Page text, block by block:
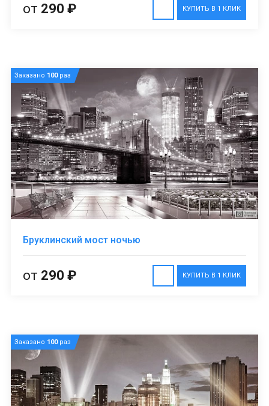
КУПИТЬ В 1 КЛИК
от 290 ₽
Заказано 100раз
Бруклинский мост ночью
КУПИТЬ В 1 КЛИК
от 290 ₽
Заказано 100раз